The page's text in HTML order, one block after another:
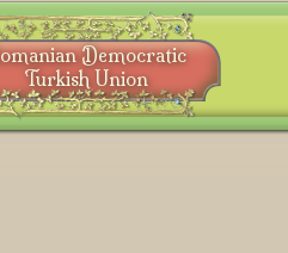
Democratic
Turkish Union